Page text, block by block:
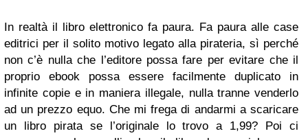
In realtà il libro elettronico fa paura. Fa paura alle case
editrici per il solito motivo legato alla pirateria, sì perché
non c’è nulla che l’editore possa fare per evitare che il
proprio ebook possa essere facilmente duplicato in
infinite copie e in maniera illegale, nulla tranne venderlo
ad un prezzo equo. Che mi frega di andarmi a scaricare
un libro pirata se l’originale lo trovo a 1,99? Poi ci